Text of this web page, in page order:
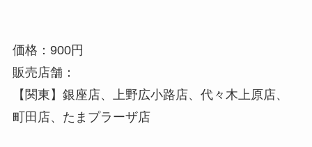
価格：900円
販売店舗：
【関東】銀座店、上野広小路店、代々木上原店、
町田店、たまプラーザ店